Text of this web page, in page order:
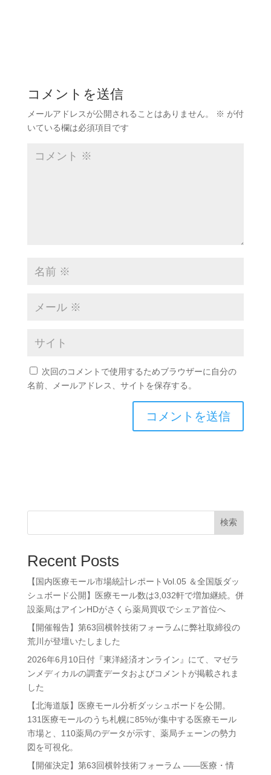
コメントを送信
メールアドレスが公開されることはありません。 ※ が付
いている欄は必須項目です
次回のコメントで使用するためブラウザーに自分の
名前、メールアドレス、サイトを保存する。
検索
Recent Posts
【国内医療モール市場統計レポートVol.05 ＆全国版ダッ
シュボード公開】医療モール数は3,032軒で増加継続。併
設薬局はアインHDがさくら薬局買収でシェア首位へ
【開催報告】第63回横幹技術フォーラムに弊社取締役の
荒川が登壇いたしました
2026年6月10日付『東洋経済オンライン』にて、マゼラ
ンメディカルの調査データおよびコメントが掲載されま
した
【北海道版】医療モール分析ダッシュボードを公開。
131医療モールのうち札幌に85%が集中する医療モール
市場と、110薬局のデータが示す、薬局チェーンの勢力
図を可視化。
【開催決定】第63回横幹技術フォーラム ——医療・情